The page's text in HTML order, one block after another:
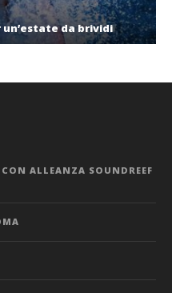
da brividi
ALLEANZA SOUNDREEF